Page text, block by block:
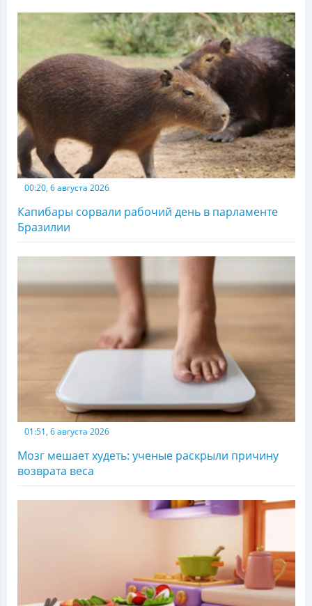
00:20, 6 августа 2026
Капибары сорвали рабочий день в парламенте
Бразилии
01:51, 6 августа 2026
Мозг мешает худеть: ученые раскрыли причину
возврата веса